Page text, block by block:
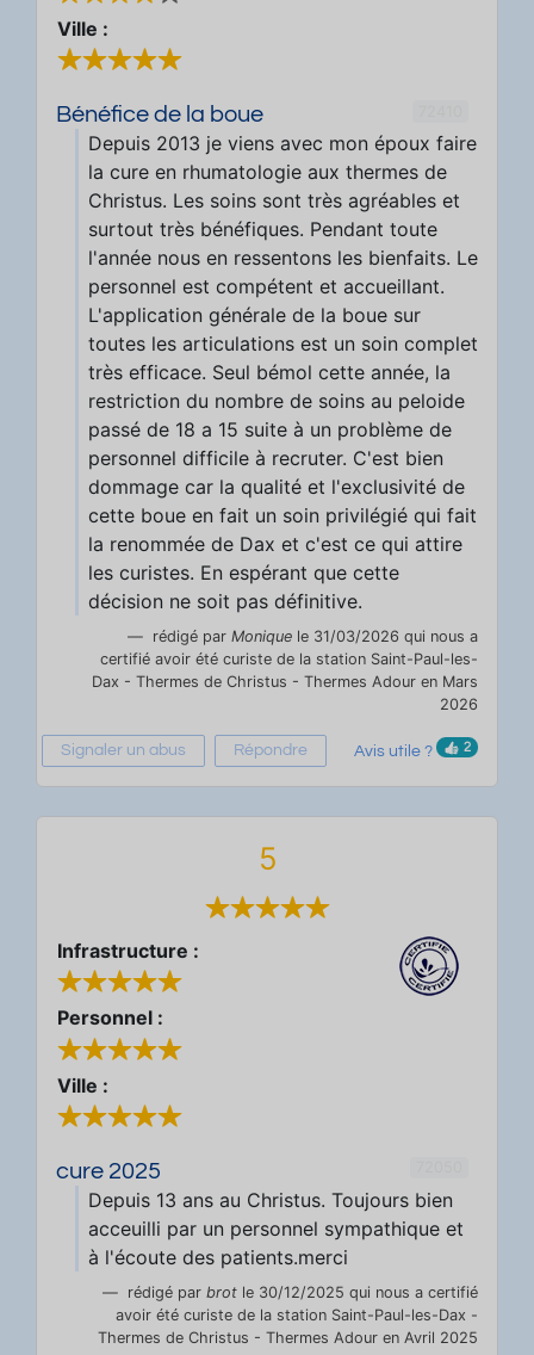
Ville :
Bénéfice de la boue
Depuis 2013 je viens avec mon époux faire
la cure en rhumatologie aux thermes de
Christus. Les soins sont très agréables et
surtout très bénéfiques. Pendant toute
l'année nous en ressentons les bienfaits. Le
personnel est compétent et accueillant.
L'application générale de la boue sur
toutes les articulations est un soin complet
très efficace. Seul bémol cette année, la
restriction du nombre de soins au peloide
passé de 18 a 15 suite à un problème de
personnel difficile à recruter. C'est bien
dommage car la qualité et l'exclusivité de
cette boue en fait un soin privilégié qui fait
la renommée de Dax et c'est ce qui attire
les curistes. En espérant que cette
décision ne soit pas définitive.
rédigé par Monique le 31/03/2026 qui nous a
certifié avoir été curiste de la station Saint-Paul-les-
Dax - Thermes de Christus - Thermes Adour en Mars
2026
Signaler un abus Répondre Avis utile ? 2
5
Infrastructure :
Personnel :
Ville :
cure 2025
Depuis 13 ans au Christus. Toujours bien
acceuilli par un personnel sympathique et
à l'écoute des patients.merci
rédigé par brot le 30/12/2025 qui nous a certifié
avoir été curiste de la station Saint-Paul-les-Dax -
Thermes de Christus - Thermes Adour en Avril 2025